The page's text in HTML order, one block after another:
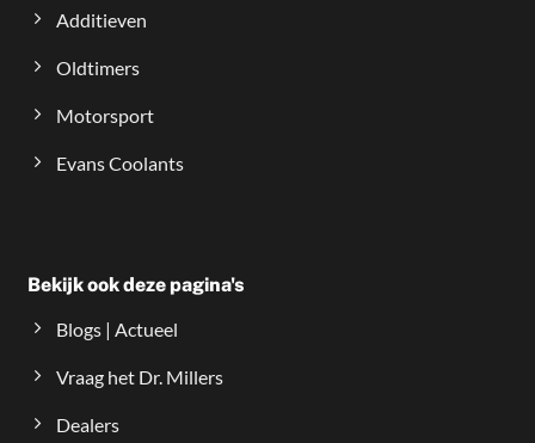
Additieven
Oldtimers
Motorsport
Evans Coolants
Bekijk ook deze pagina's
Blogs | Actueel
Vraag het Dr. Millers
Dealers